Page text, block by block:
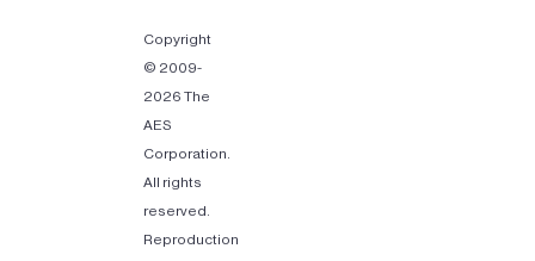
Copyright
© 2009-
2026 The
AES
Corporation.
All rights
reserved.
Reproduction